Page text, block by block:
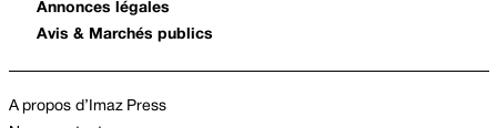
Annonces légales
Avis & Marchés publics
A propos d’Imaz Press